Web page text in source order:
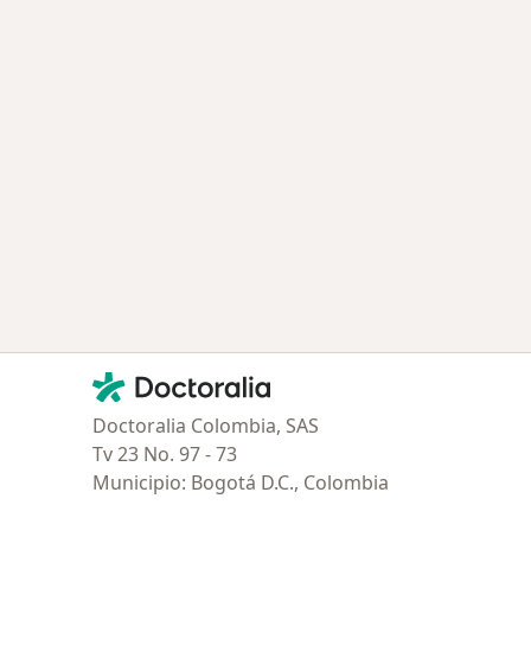
Contacto
Doctoralia - Página de inicio
Doctoralia Colombia, SAS
Tv 23 No. 97 - 73
Municipio: Bogotá D.C., Colombia